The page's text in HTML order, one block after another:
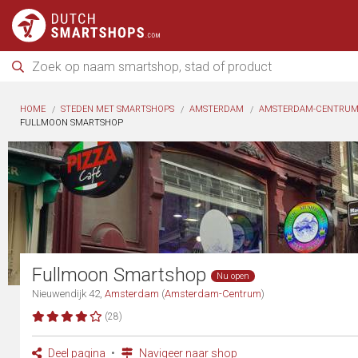
HOME STEDEN MET SMARTSHOPS AMSTERDAM
AMSTERDAM-CENTRUM
FULLMOON SMARTSHOP
Fullmoon Smartshop Nu open
Nieuwendijk 42, Amsterdam (Amsterdam-Centrum)
(28)
Deel pagina Navigeer naar shop